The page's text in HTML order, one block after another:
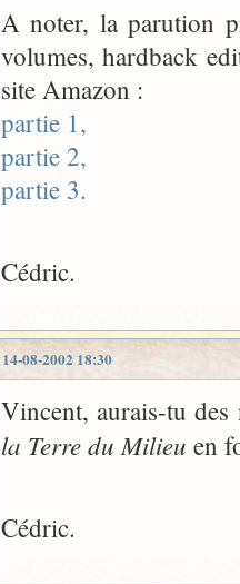
A noter, la parution
volumes, hardback
site Amazon :
partie 1,
partie 2,
partie 3.
Cédric.
14-08-2002 18:30
Vincent, aurais-tu
la Terre du Milieu en
Cédric.